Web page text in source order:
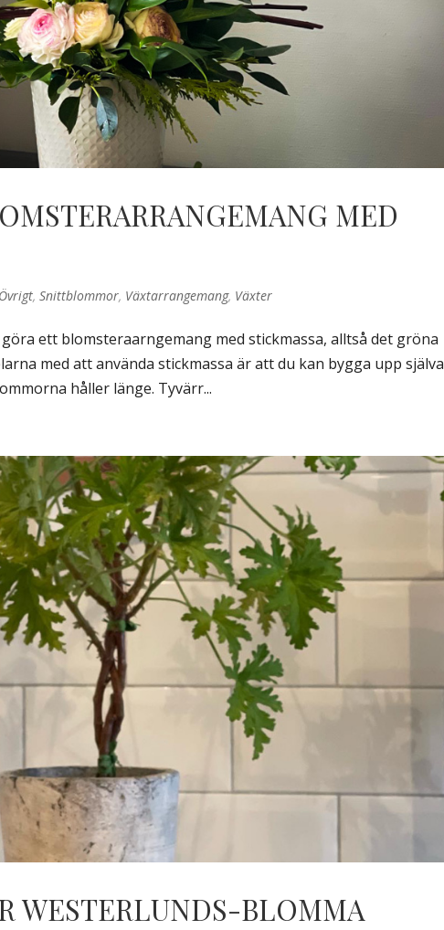
MED
Övrigt,Snittblommor, Växtarrangemang, Växter
ett blomsteraarngemang med stickmassa, alltså det gröna
med att använda stickmassa är att du kan bygga upp själva
håller länge. Tyvärr...
WESTERLUNDS-BLOMMA